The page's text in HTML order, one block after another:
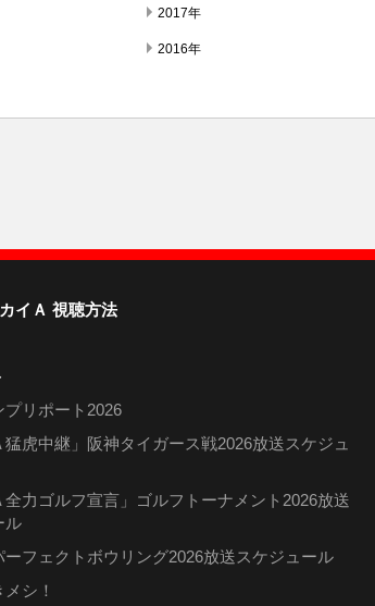
2017年
2016年
イＡ 視聴方法
プリポート2026
猛虎中継」阪神タイガース戦2026放送スケジュ
全力ゴルフ宣言」ゴルフトーナメント2026放送
ル
ーフェクトボウリング2026放送スケジュール
シ！